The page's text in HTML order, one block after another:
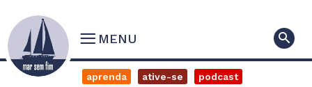
MENU
aprenda ative-se podcast